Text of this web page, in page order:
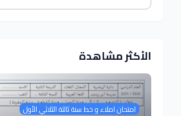
الأكثر مشاهدة
امتحان املاء و خط سنة ثالثة الثلاثي الأول